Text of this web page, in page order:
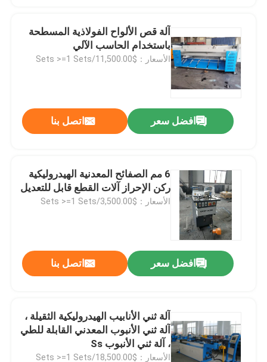
المنتجات
حول بنا
جولة في المعمل
اتصل بنا
أخبار
جميع القضايا
اضغط على آلة الفرامل
آلة قص شعاع سوينغ
آلة قص الألواح الفولاذية المسطحة
باستخدام الحاسب الآلي
الأسعار：$11,500.00/Sets >=1 Sets
افضل سعر اتصل بنا
6 مم الصفائح المعدنية الهيدروليكية
ركن الإحراز آلات القطع قابل للتعديل
الأسعار：$3,500.00/Sets >=1 Sets
افضل سعر اتصل بنا
آلة ثني الأنابيب الهيدروليكية الثقيلة ،
آلة ثني الأنبوب المعدني القابلة للطي
، آلة ثني الأنبوب Ss
الأسعار：$18,500.00/Sets >=1 Sets